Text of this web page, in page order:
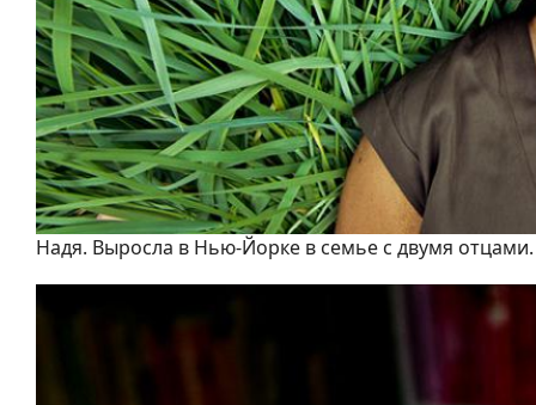
Надя. Выросла в Нью-Йорке в семье с двумя